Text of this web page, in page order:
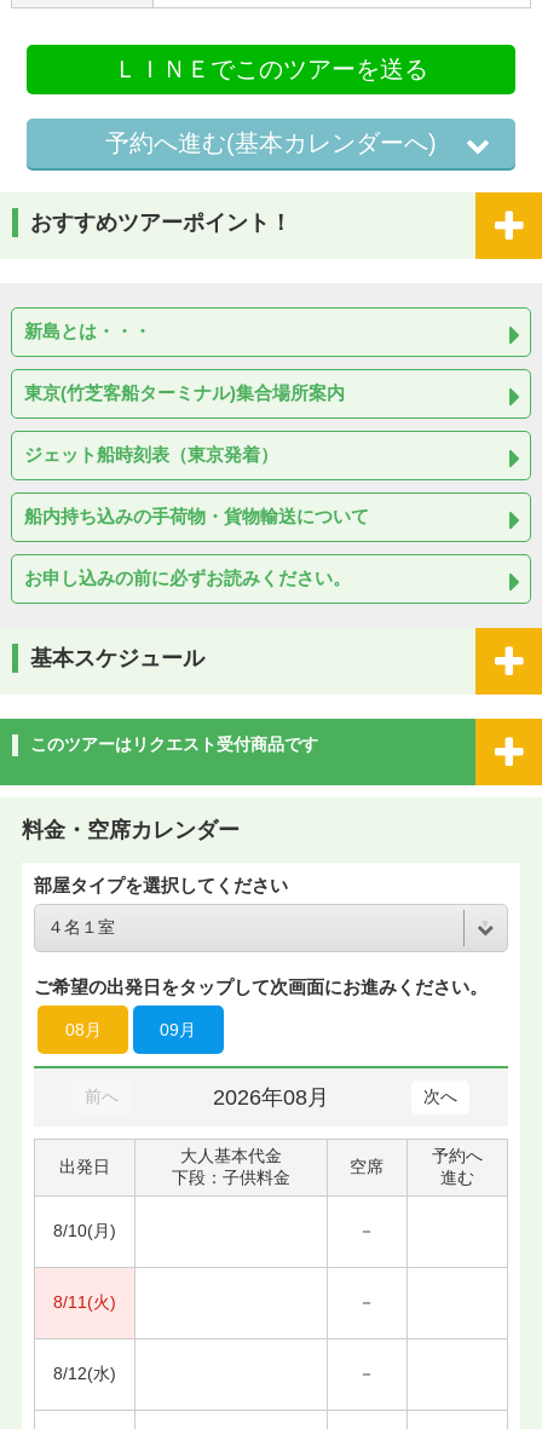
ＬＩＮＥでこのツアーを送る
予約へ進む(基本カレンダーへ)
おすすめツアーポイント！
新島とは・・・
東京(竹芝客船ターミナル)集合場所案内
ジェット船時刻表（東京発着）
船内持ち込みの手荷物・貨物輸送について
お申し込みの前に必ずお読みください。
基本スケジュール
このツアーはリクエスト受付商品です
料金・空席カレンダー
部屋タイプを選択してください
ご希望の出発日をタップして次画面にお進みください。
08月 09月
前へ 2026年08月 次へ
出発日
大人基本代金
下段：子供料金
空席
予約へ
進む
8/10(月) －
8/11(火) －
8/12(水) －